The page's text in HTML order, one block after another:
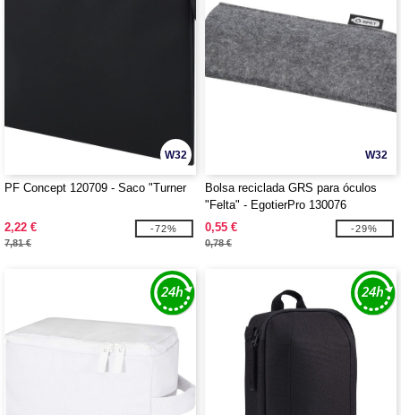
W32
PF Concept 120709 - Saco "Turner
2,22 €
7,81 €
-72%
W32
Bolsa reciclada GRS para óculos
"Felta" - EgotierPro 130076
0,55 €
0,78 €
-29%